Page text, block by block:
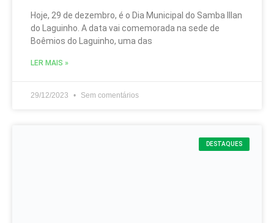
Hoje, 29 de dezembro, é o Dia Municipal do Samba Illan
do Laguinho. A data vai comemorada na sede de
Boêmios do Laguinho, uma das
LER MAIS »
29/12/2023 Sem comentários
DESTAQUES